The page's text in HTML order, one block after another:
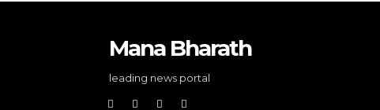
Mana Bharath
leading news portal